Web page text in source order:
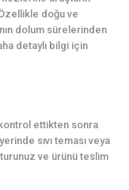
doğu ve
dolum sürelerinden
detaylı bilgi için
ettikten sonra
sıvı teması veya
ve ürünü teslim